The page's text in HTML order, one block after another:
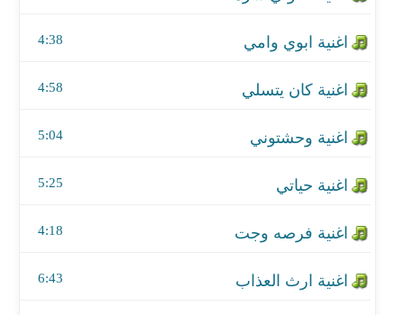
4:38
4:58
5:04
5:25
4:18
6:43
اغنية مالهم
اغنية وش بجا